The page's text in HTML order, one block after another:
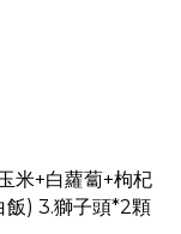
米+白蘿蔔+枸杞
飯) 3.獅子頭*2顆